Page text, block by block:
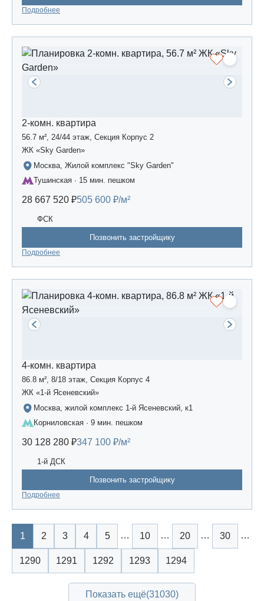
Подробнее
2-комн. квартира
56.7 м², 24/44 этаж, Секция Корпус 2
ЖК «Sky Garden»
Москва, Жилой комплекс "Sky Garden"
Тушинская · 15 мин. пешком
28 667 520 ₽505 600 ₽/м²
ФСК
Позвонить застройщику
Подробнее
4-комн. квартира
86.8 м², 8/18 этаж, Секция Корпус 4
ЖК «1-й Ясеневский»
Москва, жилой комплекс 1-й Ясеневский, к1
Корниловская · 9 мин. пешком
30 128 280 ₽347 100 ₽/м²
1-й ДСК
Позвонить застройщику
Подробнее
1 2 3 4 5 … 10 … 20 … 30 …
1290 1291 1292 1293 1294
Показать ещё(31030)